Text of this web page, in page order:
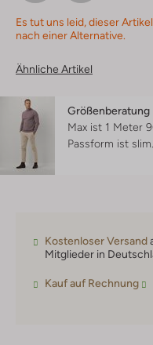
Es tut uns leid, dieser
nach einer Alternative.
Ähnliche Artikel
Größenberatung
Max ist 1 Meter
Passform ist slim
Kostenloser Versand
Mitglieder in
Kauf auf Rechnung